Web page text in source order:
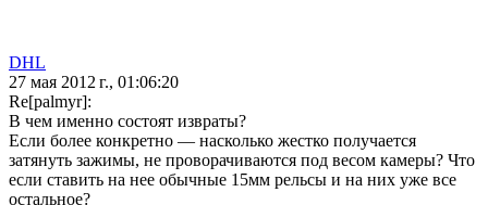
DHL
27 мая 2012 г., 01:06:20
Re[palmyr]:
В чем именно состоят извраты?
Если более конкретно — насколько жестко получается
затянуть зажимы, не проворачиваются под весом камеры? Что
если ставить на нее обычные 15мм рельсы и на них уже все
остальное?